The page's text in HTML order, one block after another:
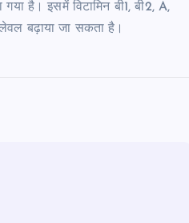
है। इसमें विटामिन बी1, बी2, A,
बढ़ाया जा सकता है।